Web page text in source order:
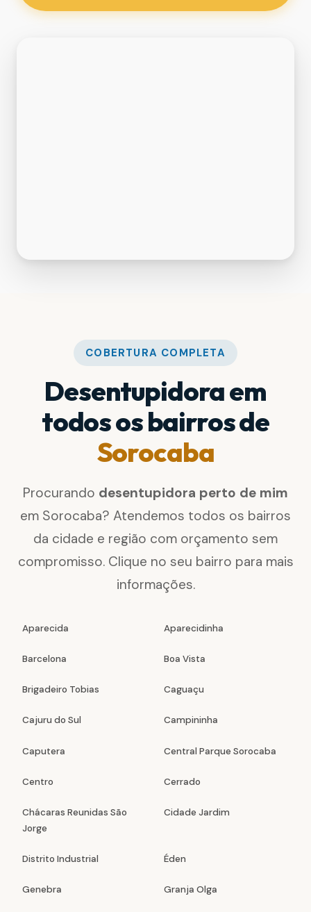
COBERTURA COMPLETA
Desentupidora em
todos os bairros de
Sorocaba
Procurando desentupidora perto de mim
em Sorocaba? Atendemos todos os bairros
da cidade e região com orçamento sem
compromisso. Clique no seu bairro para mais
informações.
Aparecida Aparecidinha
Barcelona Boa Vista
Brigadeiro Tobias Caguaçu
Cajuru do Sul Campininha
Caputera Central Parque Sorocaba
Centro Cerrado
Chácaras Reunidas São
Jorge
Cidade Jardim
Distrito Industrial Éden
Genebra Granja Olga